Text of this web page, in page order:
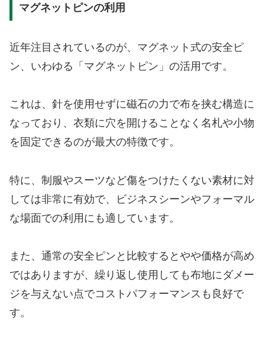
マグネットピンの利用
近年注目されているのが、マグネット式の安全ピ
ン、いわゆる「マグネットピン」の活用です。
これは、針を使用せずに磁石の力で布を挟む構造に
なっており、衣類に穴を開けることなく名札や小物
を固定できるのが最大の特徴です。
特に、制服やスーツなど傷をつけたくない素材に対
しては非常に有効で、ビジネスシーンやフォーマル
な場面での利用にも適しています。
また、通常の安全ピンと比較するとやや価格が高め
ではありますが、繰り返し使用しても布地にダメー
ジを与えない点でコストパフォーマンスも良好で
す。